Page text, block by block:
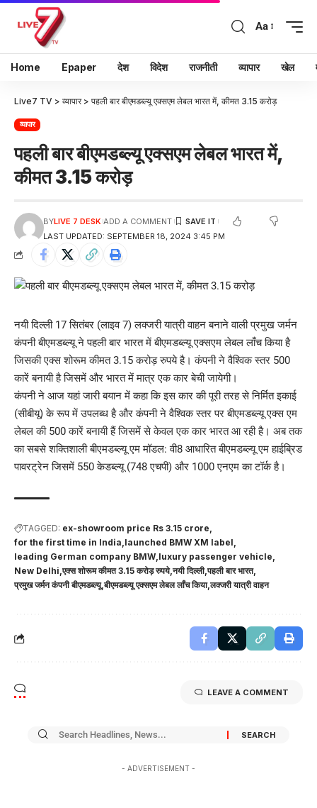
Aa
Home Epaper देश विदेश राजनीती व्यापार खेल
Live7 TV > व्यापार> पहली बार बीएमडब्ल्यू एक्सएम लेबल भारत में, कीमत 3.15 करोड़
व्यापार
पहली बार बीएमडब्ल्यू एक्सएम लेबल भारत में,
कीमत 3.15 करोड़
LAST UPDATED: SEPTEMBER 18, 2024 3:45 PM
BYLIVE 7 DESK ADD A COMMENT
नयी दिल्ली 17 सितंबर (लाइव 7) लक्जरी यात्री वाहन बनाने वाली प्रमुख जर्मन
कंपनी बीएमडब्ल्यू ने पहली बार भारत में बीएमडब्ल्यू एक्सएम लेबल लाँच किया है
जिसकी एक्स शोरूम कीमत 3.15 करोड़ रुपये है। कंपनी ने वैश्विक स्तर 500
कारें बनायी है जिसमें और भारत में मात्र एक कार बेची जायेगी।
कंपनी ने आज यहां जारी बयान में कहा कि इस कार की पूरी तरह से निर्मित इकाई
(सीबीयू) के रूप में उपलब्ध है और कंपनी ने वैश्विक स्तर पर बीएमडब्ल्यू एक्स एम
लेबल की 500 कारें बनायी हैं जिसमें से केवल एक कार भारत आ रही है। अब तक
का सबसे शक्तिशाली बीएमडब्ल्यू एम मॉडल: वी8 आधारित बीएमडब्ल्यू एम हाईब्रिड
पावरट्रेन जिसमें 550 केडब्ल्यू (748 एचपी) और 1000 एनएम का टॉर्क है।
TAGGED: ex-showroom price Rs 3.15 crore
for the first time in India launched BMW XM label
leading German company BMW luxury passenger vehicle
New Delhi एक्स शोरूम कीमत 3.15 करोड़ रुपये नयी दिल्ली पहली बार भारत
प्रमुख जर्मन कंपनी बीएमडब्ल्यू बीएमडब्ल्यू एक्सएम लेबल लाँच किया लक्जरी यात्री वाहन
LEAVE A COMMENT
- ADVERTISEMENT -